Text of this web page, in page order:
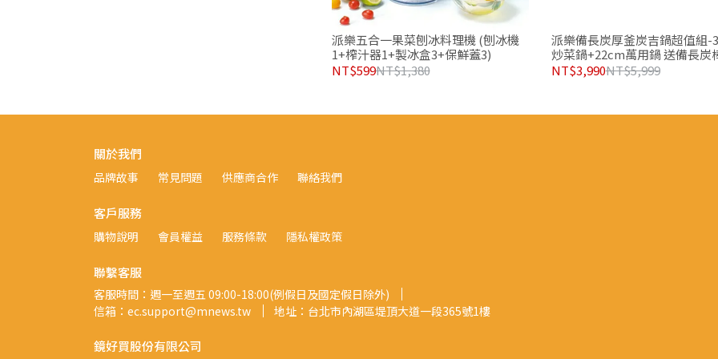
派樂五合一果菜刨冰料理機 (刨冰機
1+榨汁器1+製冰盒3+保鮮蓋3)
NT$599NT$1,380
派樂備長炭厚釜炭吉鍋超值組-
炒菜鍋+22cm萬用鍋 送備長炭
NT$3,990NT$5,999
關於我們
品牌故事 常見問題 供應商合作 聯絡我們
客戶服務
購物說明 會員權益 服務條款 隱私權政策
聯繫客服
客服時間：週一至週五 09:00-18:00(例假日及國定假日除外)
信箱：ec.support@mnews.tw
地址：台北市內湖區堤頂大道一段365號1樓
鏡好買股份有限公司